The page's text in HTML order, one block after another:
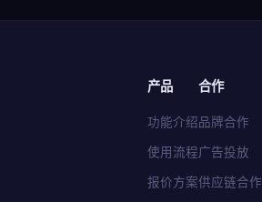
产品
功能介绍
使用流程
报价方案
合作
品牌合作
广告投放
供应链合作